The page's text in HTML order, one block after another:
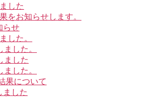
した
をお知らせします。
らせ
した。
した。
ました
した。
果について
ました